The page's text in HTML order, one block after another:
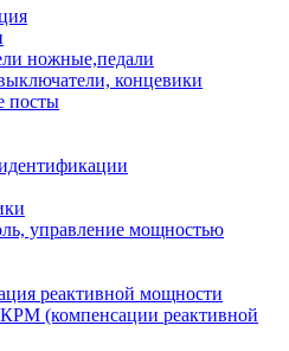
ножные,педали
концевики
посты
управление мощностью
реактивной мощности
(компенсации реактивной